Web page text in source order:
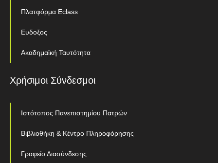
Πλατφόρμα Eclass
Ευδοξος
Ακαδημαϊκή Ταυτότητα
Χρήσιμοι Σύνδεσμοι
Ιστότοπος Πανεπιστημίου Πατρών
Βιβλιοθήκη & Κέντρο Πληροφόρησης
Γραφείο Διασύνδεσης